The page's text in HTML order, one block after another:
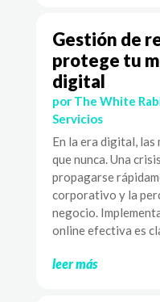
Gestión de
protege tu
digital
por The White
Servicios
En la era digital, las
que nunca. Una
propagarse
corporativo y la
negocio.
online efectiva es
leer más